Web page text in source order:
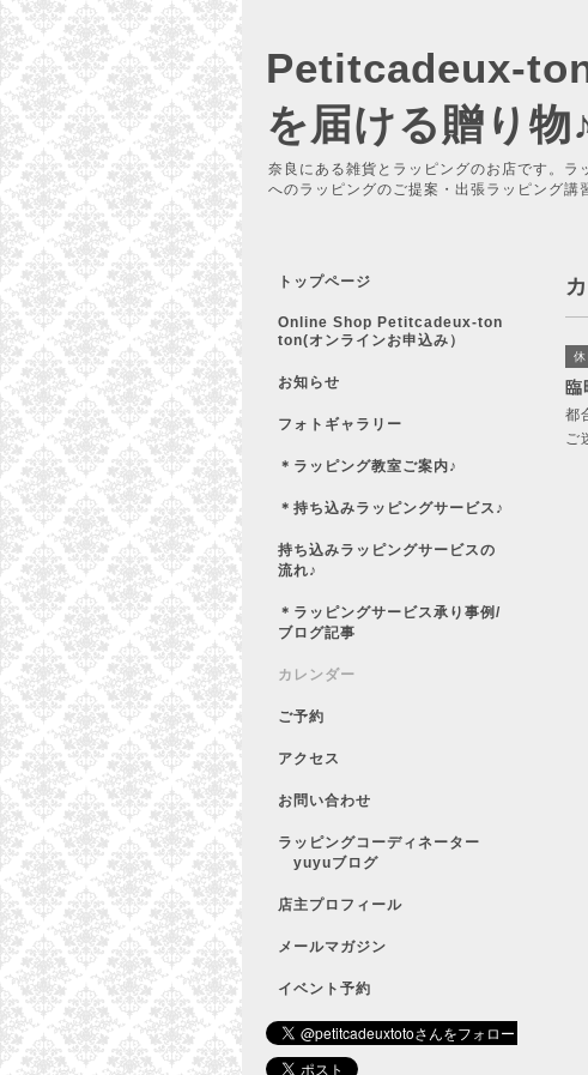
Petitcadeux-
を届ける贈り物♪
奈良にある雑貨とラッピングのお店です。
へのラッピングのご提案・出張ラッピング講
休
臨
都
ご
トップページ
Online Shop Petitcadeux-ton
ton(オンラインお申込み）
お知らせ
フォトギャラリー
＊ラッピング教室ご案内♪
＊持ち込みラッピングサービス♪
持ち込みラッピングサービスの
流れ♪
＊ラッピングサービス承り事例/
ブログ記事
カレンダー
ご予約
アクセス
お問い合わせ
ラッピングコーディネーター
yuyuブログ
店主プロフィール
メールマガジン
イベント予約